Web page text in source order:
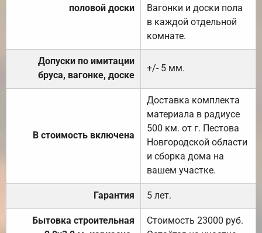
половой доски
Вагонки и доски пола
в каждой отдельной
комнате.
Допуски по имитации
бруса, вагонке, доске
+/- 5 мм.
В стоимость включена
Доставка комплекта
материала в радиусе
500 км. от г. Пестова
Новгородской области
и сборка дома на
вашем участке.
Гарантия 5 лет.
Бытовка строительная
Стоимость 23000 руб.